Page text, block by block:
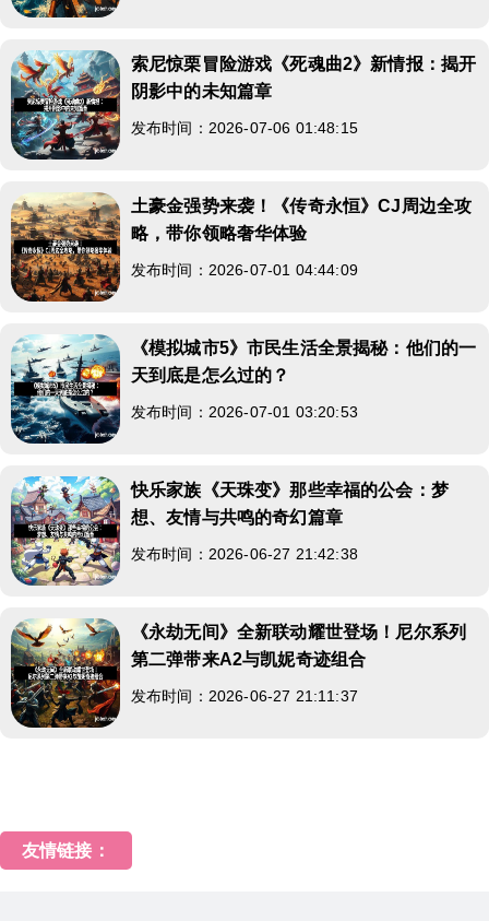
索尼惊栗冒险游戏《死魂曲2》新情报：揭开
阴影中的未知篇章
发布时间：2026-07-06 01:48:15
土豪金强势来袭！《传奇永恒》CJ周边全攻
略，带你领略奢华体验
发布时间：2026-07-01 04:44:09
《模拟城市5》市民生活全景揭秘：他们的一
天到底是怎么过的？
发布时间：2026-07-01 03:20:53
快乐家族《天珠变》那些幸福的公会：梦
想、友情与共鸣的奇幻篇章
发布时间：2026-06-27 21:42:38
《永劫无间》全新联动耀世登场！尼尔系列
第二弹带来A2与凯妮奇迹组合
发布时间：2026-06-27 21:11:37
友情链接：